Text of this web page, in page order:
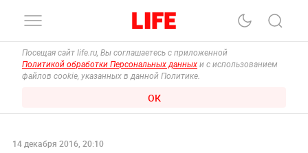
Посещая сайт life.ru, Вы соглашаетесь с приложенной
Политикой обработки Персональных данных и с использованием
файлов cookie, указанных в данной Политике.
ОК
14 декабря 2016, 20:10